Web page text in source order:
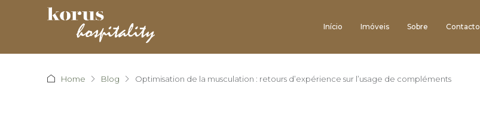
Início Imóveis Sobre Contacto
Home Blog Optimisation de la musculation : retours d’expérience sur l’usage de compléments